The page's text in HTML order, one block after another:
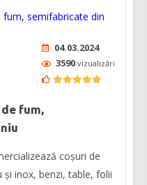
04.03.2024
3590 vizualizări
de fum,
coșuri de
inox, benzi, table, folii